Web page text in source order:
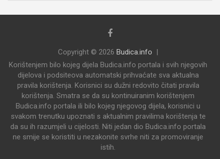
Copyright © 2026 Budica.info
Korištenjem bilo kojeg dijela Budica.info portala i svih njegovih
dijelova i podsiteova automatski prihvaćate sva aktualna
pravila korištenja. Korisnici su dužni redovito čitati pravila
korištenja. Smatra se da su kontinuiranim korištenjem
Budica.info portala ili bilo kojeg njegovog dijela, korisnici u
svakom trenutku upoznati s aktualnim pravilima korištenja te
da su ih razumjeli u cijelosti. Niti jedan dio Budica.info portala
ne smije se koristiti u nezakonite svrhe niti za promoviranje
istih.